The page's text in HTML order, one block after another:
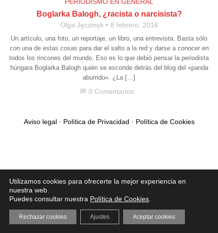
Boglarka Balogh, ¿racista o narcisista?
Olga Jęczmyk 8 febrero, 2016
Un artículo, una foto, un reportaje, un libro, una entrevista. Basta sólo
con una de estas cosas para dar el salto a la red y darse a conocer en
todos los rincones del mundo. Eso es lo que debió pensar la periodista
húngara Boglarka Balogh quién se esconde detrás del blog del «panda
aburrido«. ¿La […]
chat_bubble 0 Comentarios
Aviso legal· Política de Privacidad · Política de Cookies
Utilizamos cookies para ofrecerte la mejor experiencia en
nuestra web.
Puedes consultar nuestra Política de Cookies
Aceptar cookies
Rechazar cookies Ajustes